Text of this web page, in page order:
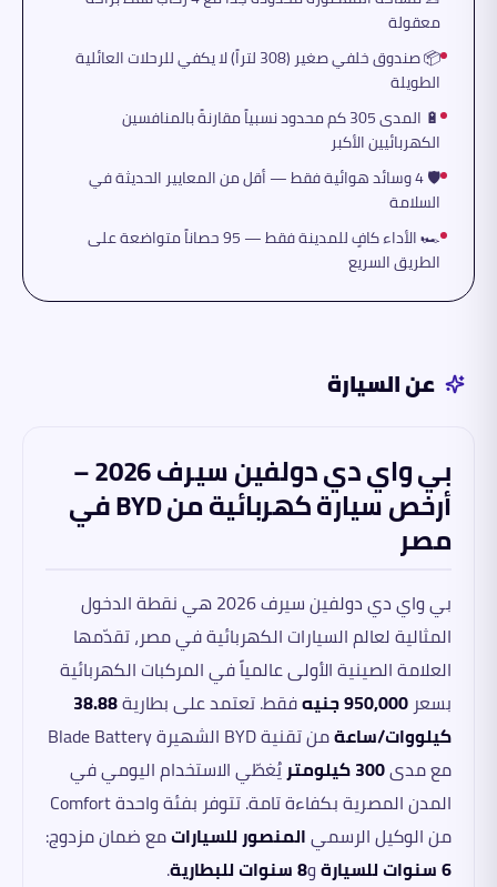
معقولة
📦 صندوق خلفي صغير (308 لتراً) لا يكفي للرحلات العائلية
الطويلة
🔋 المدى 305 كم محدود نسبياً مقارنةً بالمنافسين
الكهربائيين الأكبر
🛡️ 4 وسائد هوائية فقط — أقل من المعايير الحديثة في
السلامة
🏎️ الأداء كافٍ للمدينة فقط — 95 حصاناً متواضعة على
الطريق السريع
عن السيارة
بي واي دي دولفين سيرف 2026 –
أرخص سيارة كهربائية من BYD في
مصر
بي واي دي دولفين سيرف 2026 هي نقطة الدخول
المثالية لعالم السيارات الكهربائية في مصر، تقدّمها
العلامة الصينية الأولى عالمياً في المركبات الكهربائية
بسعر 950,000 جنيه فقط. تعتمد على بطارية38.88
كيلووات/ساعة
من تقنية BYD الشهيرة Blade Battery
مع مدى300 كيلومتر
يُغطّي الاستخدام اليومي في
المدن المصرية بكفاءة تامة. تتوفر بفئة واحدة Comfort
من الوكيل الرسميالمنصور للسياراتمع ضمان مزدوج:
6 سنوات للسيارة
و8 سنوات للبطارية .